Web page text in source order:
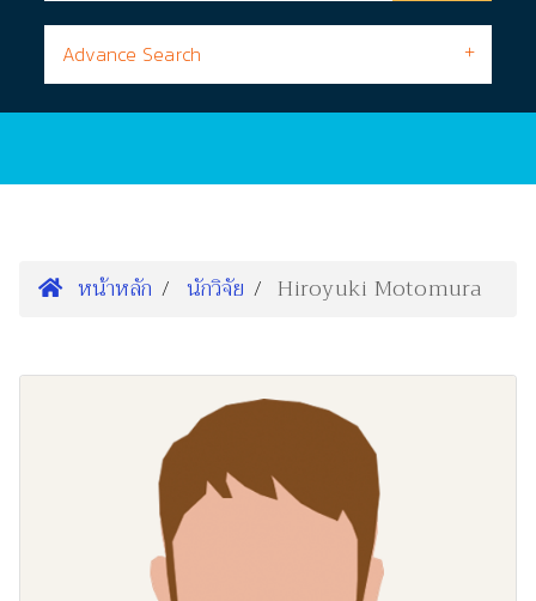
Advance Search
หน้าหลัก นักวิจัย Hiroyuki Motomura